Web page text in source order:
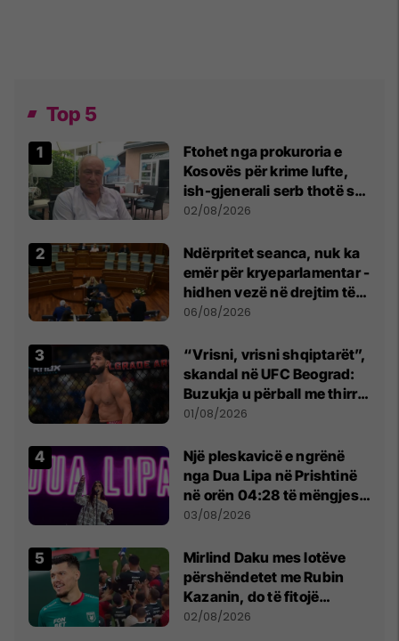
Top 5
Ftohet nga prokuroria e
Kosovës për krime lufte,
ish-gjenerali serb thotë se
dikush e tradhtoi në
02/08/2026
Ndërpritet seanca, nuk ka
emër për kryeparlamentar -
hidhen vezë në drejtim të
Kurtit
06/08/2026
“Vrisni, vrisni shqiptarët”,
skandal në UFC Beograd:
Buzukja u përball me thirrje
anti-shqiptare nga
01/08/2026
Një pleskavicë e ngrënë
nga Dua Lipa në Prishtinë
në orën 04:28 të mëngjesit
- dhe bota digjitale serbe
03/08/2026
Mirlind Daku mes lotëve
përshëndetet me Rubin
Kazanin, do të fitojë
miliona te Spartak Moska
02/08/2026